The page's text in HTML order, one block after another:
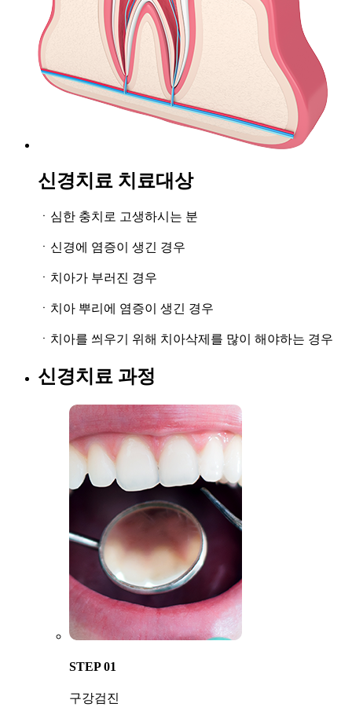
신경치료 치료대상
ㆍ심한 충치로 고생하시는 분
ㆍ신경에 염증이 생긴 경우
ㆍ치아가 부러진 경우
ㆍ치아 뿌리에 염증이 생긴 경우
ㆍ치아를 씌우기 위해 치아삭제를 많이 해야하는 경우
신경치료 과정
STEP 01
구강검진